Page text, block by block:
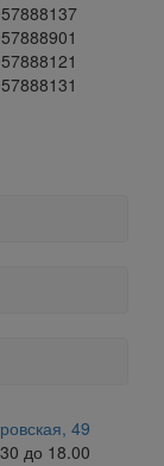
49
до 18.00